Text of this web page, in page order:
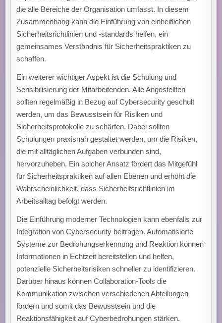
die alle Bereiche der Organisation umfasst. In diesem
Zusammenhang kann die Einführung von einheitlichen
Sicherheitsrichtlinien und -standards helfen, ein
gemeinsames Verständnis für Sicherheitspraktiken zu
schaffen.
Ein weiterer wichtiger Aspekt ist die Schulung und
Sensibilisierung der Mitarbeitenden. Alle Angestellten
sollten regelmäßig in Bezug auf Cybersecurity geschult
werden, um das Bewusstsein für Risiken und
Sicherheitsprotokolle zu schärfen. Dabei sollten
Schulungen praxisnah gestaltet werden, um die Risiken,
die mit alltäglichen Aufgaben verbunden sind,
hervorzuheben. Ein solcher Ansatz fördert das Mitgefühl
für Sicherheitspraktiken auf allen Ebenen und erhöht die
Wahrscheinlichkeit, dass Sicherheitsrichtlinien im
Arbeitsalltag befolgt werden.
Die Einführung moderner Technologien kann ebenfalls zur
Integration von Cybersecurity beitragen. Automatisierte
Systeme zur Bedrohungserkennung und Reaktion können
Informationen in Echtzeit bereitstellen und helfen,
potenzielle Sicherheitsrisiken schneller zu identifizieren.
Darüber hinaus können Collaboration-Tools die
Kommunikation zwischen verschiedenen Abteilungen
fördern und somit das Bewusstsein und die
Reaktionsfähigkeit auf Cyberbedrohungen stärken.